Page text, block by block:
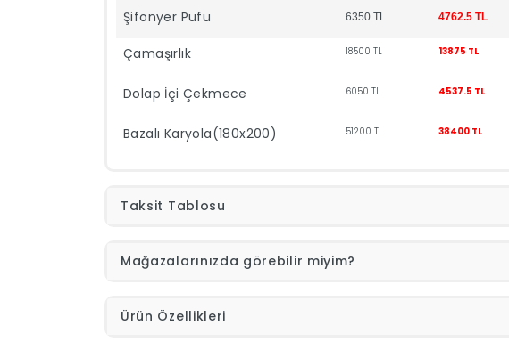
Şifonyer Pufu 6350 TL 4762.5 TL
Çamaşırlık 18500 TL 13875 TL
Dolap İçi Çekmece 6050 TL 4537.5 TL
Bazalı Karyola(180x200) 51200 TL 38400 TL
Taksit Tablosu
Mağazalarınızda görebilir miyim?
Ürün Özellikleri